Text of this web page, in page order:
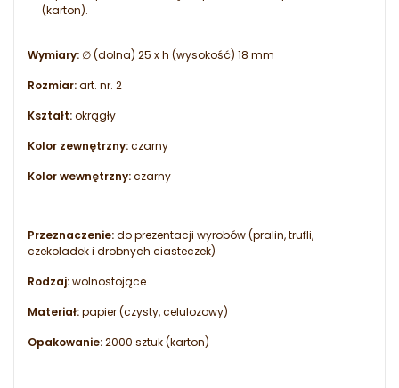
(karton).
Wymiary: ∅ (dolna) 25 x h (wysokość) 18 mm
Rozmiar:art. nr. 2
Kształt:okrągły
Kolor zewnętrzny:czarny
Kolor wewnętrzny:czarny
Przeznaczenie:do prezentacji wyrobów (pralin, trufli,
czekoladek i drobnych ciasteczek)
Rodzaj:wolnostojące
Materiał:papier (czysty, celulozowy)
Opakowanie:2000 sztuk (karton)